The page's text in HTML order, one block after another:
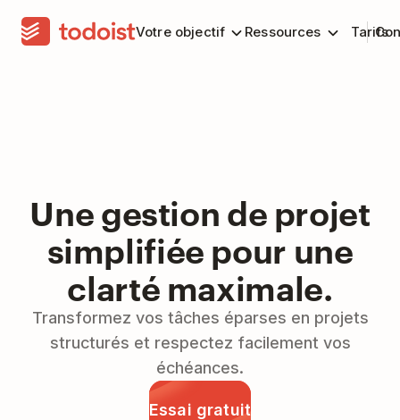
Votre objectif Ressources Tarifs
Une gestion de projet
simplifiée pour une
clarté maximale.
Transformez vos tâches éparses en projets
structurés et respectez facilement vos
échéances.
Essai gratuit